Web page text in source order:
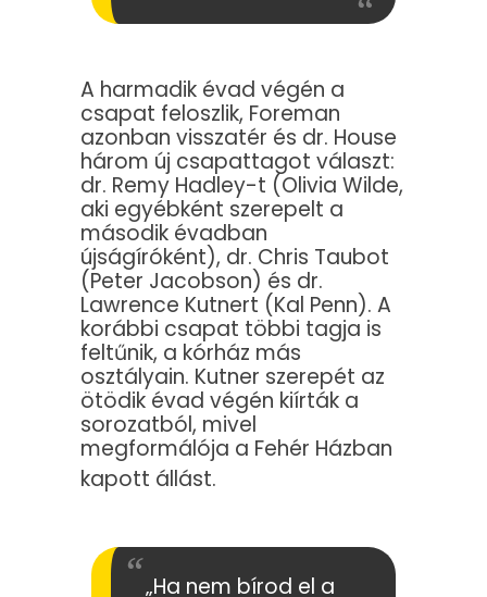
A harmadik évad végén a
csapat feloszlik, Foreman
azonban visszatér és dr. House
három új csapattagot választ:
dr. Remy Hadley-t (Olivia Wilde,
aki egyébként szerepelt a
második évadban
újságíróként), dr. Chris Taubot
(Peter Jacobson) és dr.
Lawrence Kutnert (Kal Penn). A
korábbi csapat többi tagja is
feltűnik, a kórház más
osztályain. Kutner szerepét az
ötödik évad végén kiírták a
sorozatból, mivel
megformálója a Fehér Házban
kapott állást.
„Ha nem bírod el a